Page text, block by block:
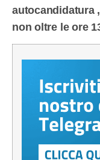
autocandidatura
non oltre le ore